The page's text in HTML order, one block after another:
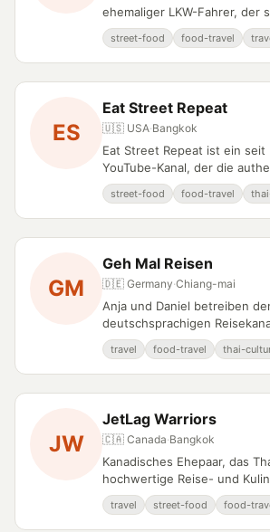
ehemaliger LKW-Fahrer, der
Dokumentation von
Essenskultur widmet.
street-food food-travel
ES
Eat Street Repeat
🇺🇸 USA·Bangkok
Eat Street Repeat ist ein seit
YouTube-Kanal, der die
Food-Kultur Bangkoks und
erforscht.
street-food food-travel
GM
Geh Mal Reisen
🇩🇪 Germany·Chiang-mai
Anja und Daniel betreiben
deutschsprachigen
mit Spezialisierung auf
travel food-travel thai-
JW
JetLag Warriors
🇨🇦 Canada·Bangkok
Kanadisches Ehepaar, das
hochwertige Reise- und
Dokumentation präsentiert.
travel street-food food-